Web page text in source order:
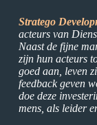
Stratego
acteurs van
Naast de fijne
zijn hun acteurs
goed aan, leven
feedback geven
doe deze
mens, als leider